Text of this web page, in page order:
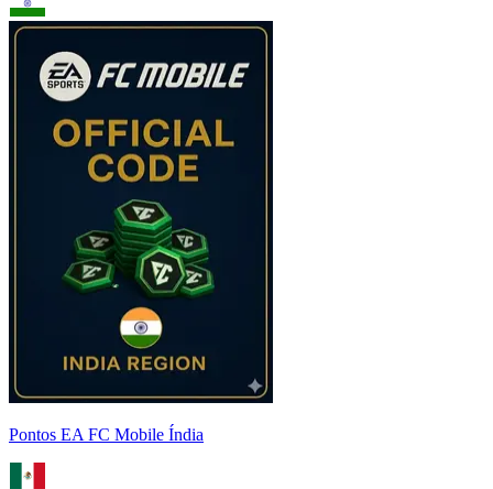
Pontos EA FC Mobile Índia